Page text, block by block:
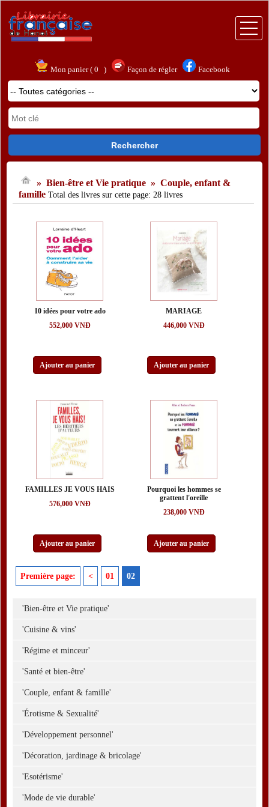
Littérature
Bien-être et Vie pratique
Bandes dessinées et humour
Art, Société & Science humaine
Entreprise, emploi, droit et économie
Médecine, Sciences, techniques
Scolaire et pédagogie
Langues et livres en VO
Collection Clairefontaine
Mon panier (0 ) Façon de régler Facebook
» Bien-être et Vie pratique » Couple, enfant &
famille Total des livres sur cette page: 28 livres
10 idées pour votre ado
552,000 VNĐ
Ajouter au panier
MARIAGE
446,000 VNĐ
Ajouter au panier
FAMILLES JE VOUS HAIS
576,000 VNĐ
Ajouter au panier
Pourquoi les hommes se
grattent l'oreille
238,000 VNĐ
Ajouter au panier
Première page: < 01 02
'Bien-être et Vie pratique'
'Cuisine & vins'
'Régime et minceur'
'Santé et bien-être'
'Couple, enfant & famille'
'Érotisme & Sexualité'
'Développement personnel'
'Décoration, jardinage & bricolage'
'Esotérisme'
'Mode de vie durable'